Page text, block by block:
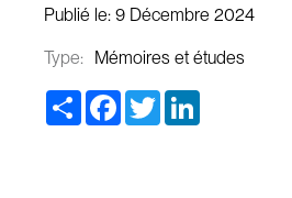
Publié le: 9 Décembre 2024
Type: Mémoires et études
Share Facebook
Twitter